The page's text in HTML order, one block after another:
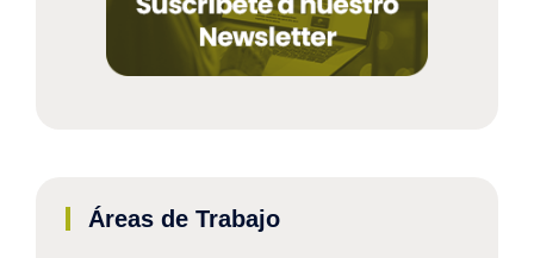
Áreas de Trabajo